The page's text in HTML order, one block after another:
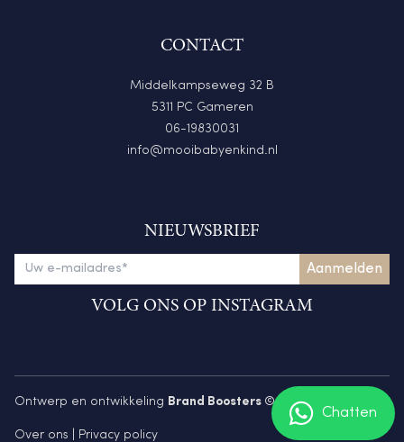
CONTACT
Middelkampseweg 32 B
5311 PC Gameren
06-19830031
info@mooibabyenkind.nl
NIEUWSBRIEF
VOLG ONS OP INSTAGRAM
Ontwerp en ontwikkeling Brand Boosters © 2026
Over ons Privacy policy
Chatten